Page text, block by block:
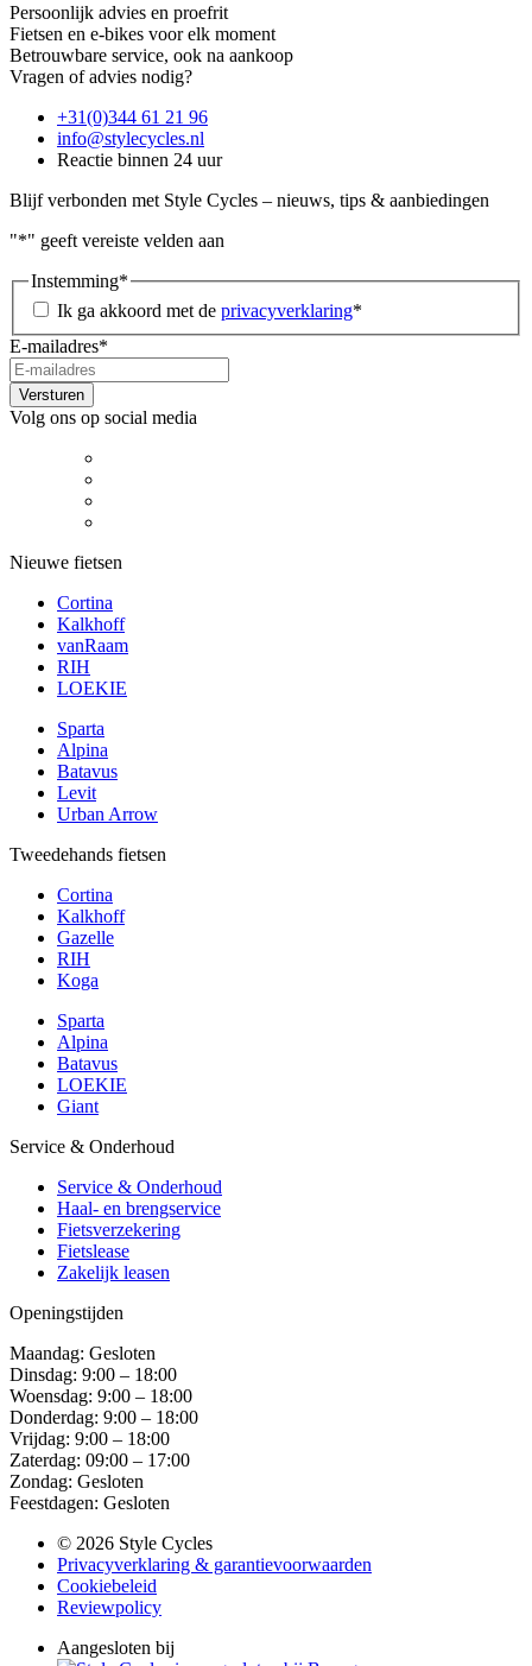
Persoonlijk advies en proefrit
Fietsen en e-bikes voor elk moment
Betrouwbare service, ook na aankoop
Vragen of advies nodig?
+31(0)344 61 21 96
info@stylecycles.nl
Reactie binnen 24 uur
Blijf verbonden met Style Cycles – nieuws, tips & aanbiedingen
"*" geeft vereiste velden aan
Instemming*
Ik ga akkoord met de privacyverklaring*
E-mailadres*
Volg ons op social media
Nieuwe fietsen
Cortina
Kalkhoff
vanRaam
RIH
LOEKIE
Sparta
Alpina
Batavus
Levit
Urban Arrow
Tweedehands fietsen
Cortina
Kalkhoff
Gazelle
RIH
Koga
Sparta
Alpina
Batavus
LOEKIE
Giant
Service & Onderhoud
Service & Onderhoud
Haal- en brengservice
Fietsverzekering
Fietslease
Zakelijk leasen
Openingstijden
Maandag: Gesloten
Dinsdag: 9:00 – 18:00
Woensdag: 9:00 – 18:00
Donderdag: 9:00 – 18:00
Vrijdag: 9:00 – 18:00
Zaterdag: 09:00 – 17:00
Zondag: Gesloten
Feestdagen: Gesloten
© 2026 Style Cycles
Privacyverklaring & garantievoorwaarden
Cookiebeleid
Reviewpolicy
Aangesloten bij